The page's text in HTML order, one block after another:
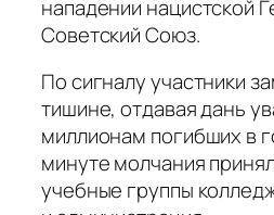
нападении нацистской
Советский Союз.
По сигналу участники
тишине, отдавая дань
миллионам погибших в
минуте молчания
учебные группы